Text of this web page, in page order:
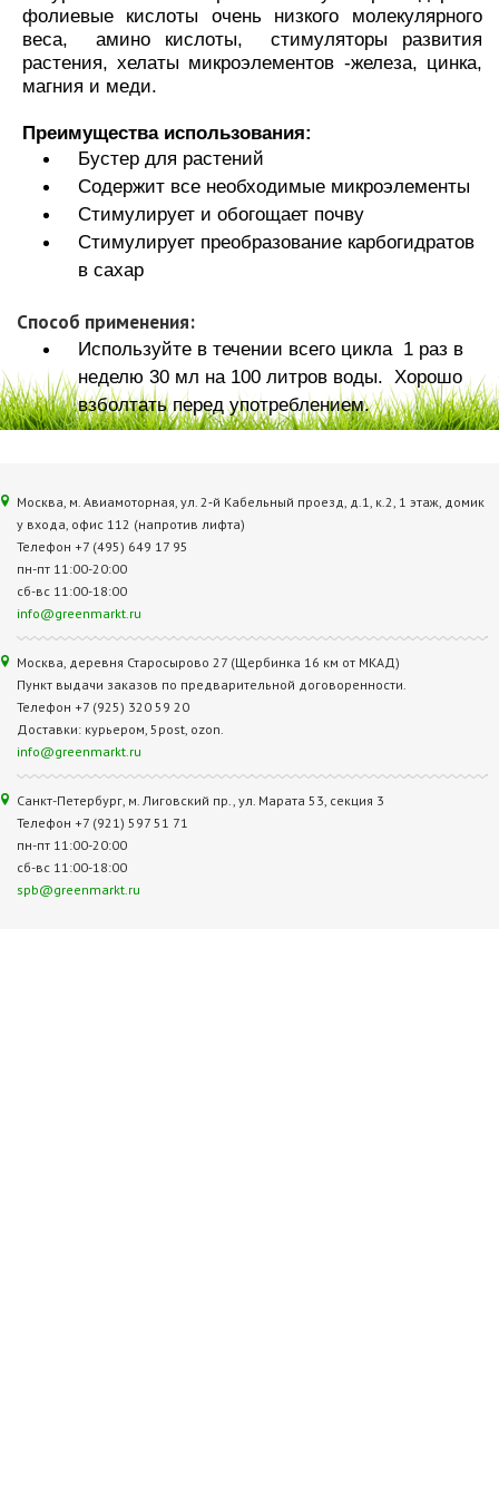
фолиевые кислоты очень низкого молекулярного
веса, амино кислоты, стимуляторы развития
растения, хелаты микроэлементов -железа, цинка,
магния и меди.
Преимущества использования:
Бустер для растений
Содержит все необходимые микроэлементы
Стимулирует и обогощает почву
Стимулирует преобразование карбогидратов
в сахар
Способ применения:
Используйте в течении всего цикла 1 раз в
неделю 30 мл на 100 литров воды. Хорошо
взболтать перед употреблением.
Москва, м. Авиамоторная, ул. 2‑й Кабельный проезд, д.1, к.2, 1 этаж, домик
у входа, офис 112 (напротив лифта)
Телефон +7 (495) 649 17 95
пн-пт 11:00-20:00
сб-вс 11:00-18:00
info@greenmarkt.ru
Москва, деревня Старосырово 27 (Щербинка 16 км от МКАД)
Пункт выдачи заказов по предварительной договоренности.
Телефон +7 (925) 320 59 20
Доставки: курьером, 5post, ozon.
info@greenmarkt.ru
Санкт-Петербург, м. Лиговский пр., ул. Марата 53, секция 3
Телефон +7 (921) 597 51 71
пн-пт 11:00-20:00
сб-вс 11:00-18:00
spb@greenmarkt.ru